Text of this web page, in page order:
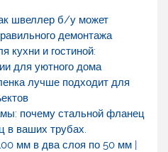
швеллер б/у может
демонтажа
кухни и гостиной:
для уютного дома
лучше подходит для
почему стальной фланец
в ваших трубах.
мм в два слоя по 50 мм |